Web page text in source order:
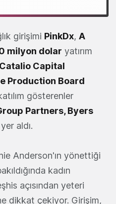
girişimi PinkDx, A
milyon dolar yatırım
Catalio Capital
Production Board
gösterenler
Partners,Byers
yer aldı.
Anderson'ın yönettiği
kadın
açısından yeteri
dikkat çekiyor. Girişim,